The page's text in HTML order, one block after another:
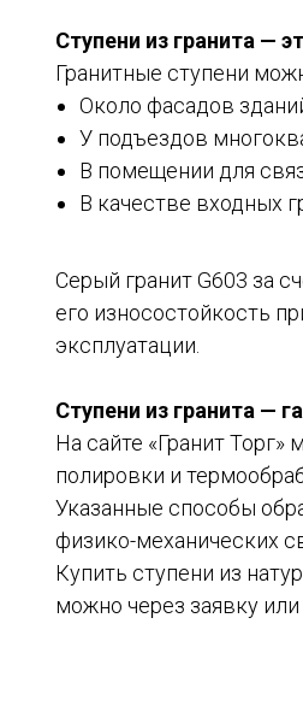
Ступени из гранита —
Гранитные ступени
Около фасадов
У подъездов
В помещении для
В качестве входных
Серый гранит G603 за
его износостойкость
эксплуатации.
Ступени из гранита —
На сайте «Гранит
полировки и
Указанные способы
физико-механических
Купить ступени из
можно через заявку